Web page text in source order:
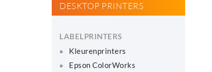
DESKTOP PRINTERS
LABELPRINTERS
Kleurenprinters
Epson ColorWorks